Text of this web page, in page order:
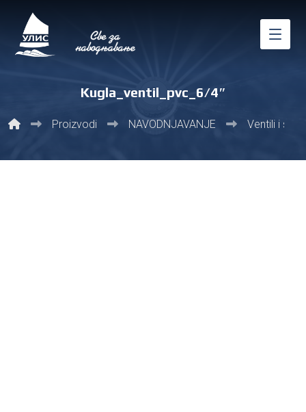
Kugla_ventil_pvc_6/4″
Proizvodi NAVODNJAVANJE Ventili i